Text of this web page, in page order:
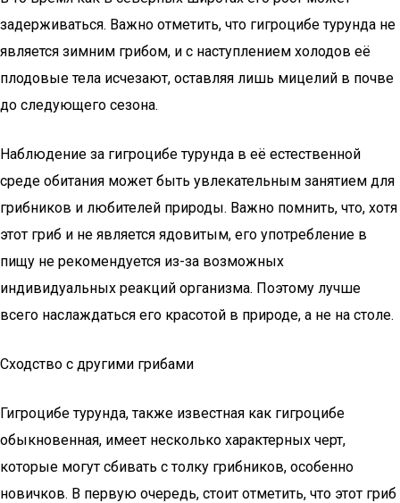
задерживаться. Важно отметить, что гигроцибе турунда не
является зимним грибом, и с наступлением холодов её
плодовые тела исчезают, оставляя лишь мицелий в почве
до следующего сезона.
Наблюдение за гигроцибе турунда в её естественной
среде обитания может быть увлекательным занятием для
грибников и любителей природы. Важно помнить, что, хотя
этот гриб и не является ядовитым, его употребление в
пищу не рекомендуется из-за возможных
индивидуальных реакций организма. Поэтому лучше
всего наслаждаться его красотой в природе, а не на столе.
Сходство с другими грибами
Гигроцибе турунда, также известная как гигроцибе
обыкновенная, имеет несколько характерных черт,
которые могут сбивать с толку грибников, особенно
новичков. В первую очередь, стоит отметить, что этот гриб